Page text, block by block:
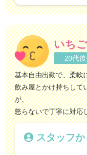
いちご
20代
基本自由出勤で、柔軟
飲み屋とかけ持ちして
が、
怒らないで丁寧に対応
スタッフか